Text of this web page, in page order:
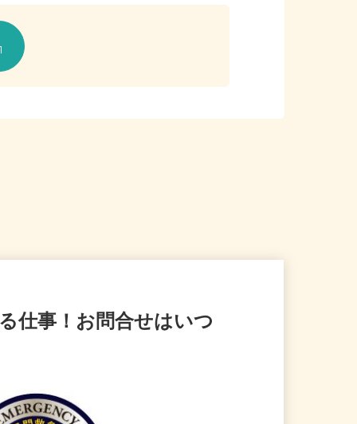
仕事！お問合せはいつ